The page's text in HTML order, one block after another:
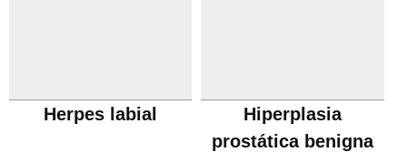
Herpes labial
Hiperplasia
prostática benigna